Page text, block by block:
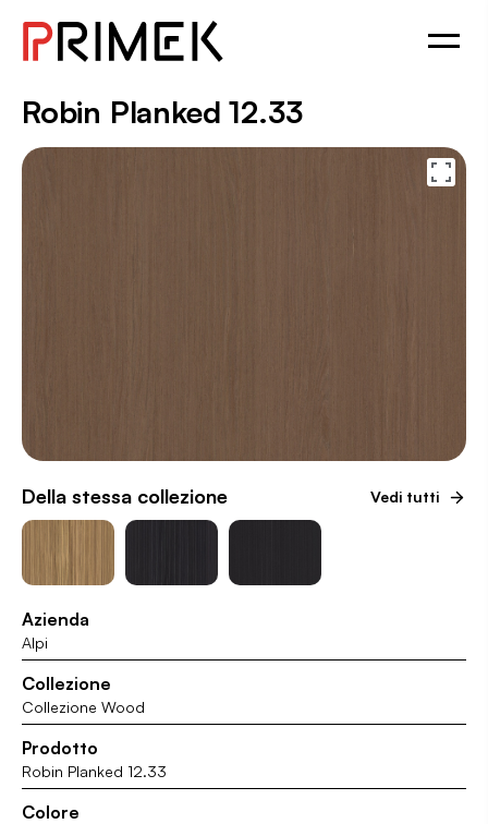
Robin Planked 12.33
Della stessa collezione Vedi tutti
Azienda
Alpi
Collezione
Collezione Wood
Prodotto
Robin Planked 12.33
Colore